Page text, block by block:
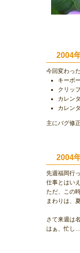
2004
今回変わっ
キーボ
クリッ
カレン
カレン
主にバグ修
2004
先週福岡行
仕事とはい
ただ、この
まわりは、
さて来週は
はぁ、忙し